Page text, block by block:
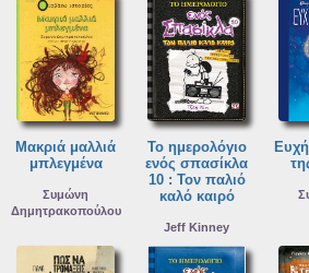
Μακριά μαλλιά
μπλεγμένα
Συμώνη
Δημητρακοπούλου
Το ημερολόγιο
ενός σπασίκλα
10 : Τον παλιό
καλό καιρό
Jeff Kinney